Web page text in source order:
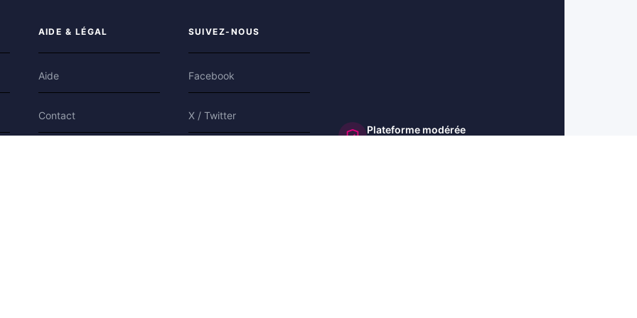
AIDE & LÉGAL
Aide
Contact
SUIVEZ-NOUS
Facebook
X / Twitter
Plateforme modérée